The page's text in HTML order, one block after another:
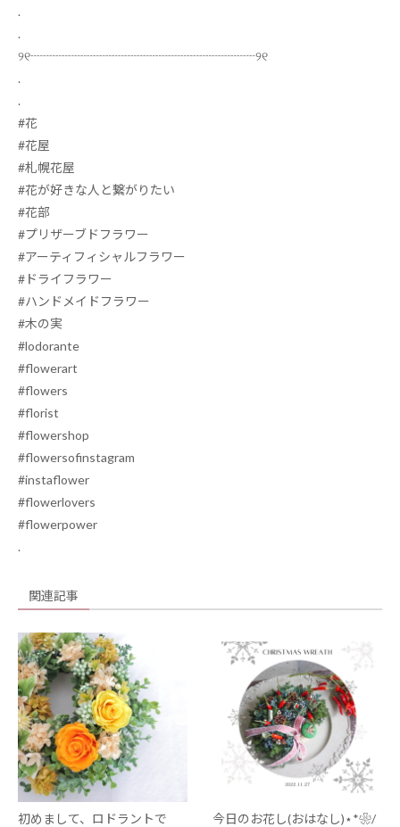
.
.
୨୧┈┈┈┈┈┈┈┈┈┈┈┈┈┈┈┈┈┈୨୧
.
.
#花
#花屋
#札幌花屋
#花が好きな人と繋がりたい
#花部
#プリザーブドフラワー
#アーティフィシャルフラワー
# ドライフラワー
#ハンドメイドフラワー
#木の実
#lodorante
#flowerart
#flowers
#florist
#flowershop
#flowersofinstagram
#instaflower
#flowerlovers
#flowerpower
.
関連記事
初めまして、ロドラントで
今日のお花し(おはなし)⋆*❀/